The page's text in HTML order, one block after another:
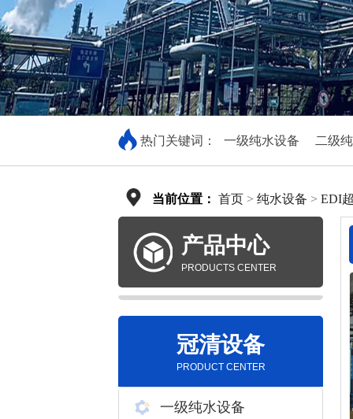
热门关键词： 一级纯水设备 二级
当前位置： 首页 > 纯水设备 > EDI
产品中心
PRODUCTS CENTER
冠清设备
PRODUCT CENTER
一级纯水设备